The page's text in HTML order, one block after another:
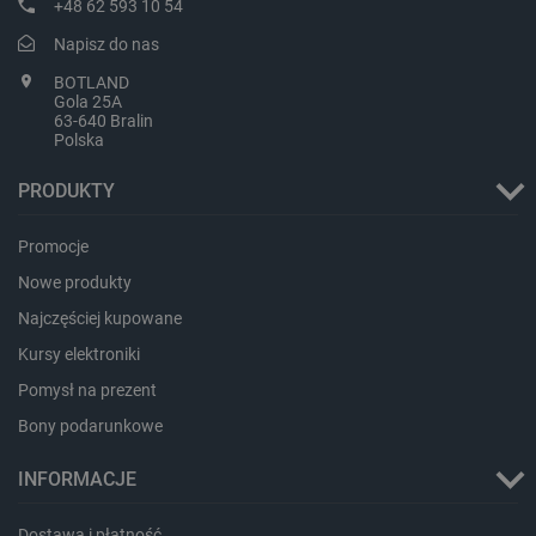
+48 62 593 10 54
Napisz do nas
BOTLAND
Gola 25A
63-640 Bralin
Polska
PRODUKTY
Promocje
Nowe produkty
Najczęściej kupowane
Kursy elektroniki
Pomysł na prezent
Bony podarunkowe
INFORMACJE